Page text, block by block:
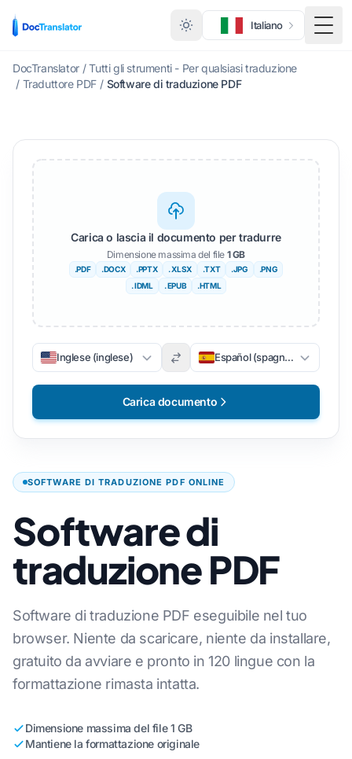
Italiano
DocTranslator / Tutti gli strumenti - Per qualsiasi traduzione
/ Traduttore PDF / Software di traduzione PDF
SOFTWARE DI TRADUZIONE PDF ONLINE
Software di
traduzione PDF
Software di traduzione PDF eseguibile nel tuo
browser. Niente da scaricare, niente da installare,
gratuito da avviare e pronto in 120 lingue con la
formattazione rimasta intatta.
Dimensione massima del file 1 GB
Mantiene la formattazione originale
Carica o lascia il documento per tradurre
Dimensione massima del file 1 GB
.PDF .DOCX .PPTX . XLSX .TXT .JPG
.PNG
. IDML
. EPUB .HTML
Inglese (inglese) Español (spagnolo)
Carica documento